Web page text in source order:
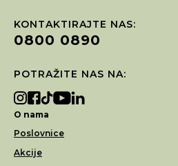
KONTAKTIRAJTE NAS:
0800 0890
POTRAŽITE NAS NA:
O nama
Poslovnice
Akcije